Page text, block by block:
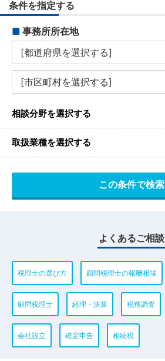
条件を指定する
■ 事務所所在地
相談分野を選択する
取扱業種を選択する
よくあるご相談
税理士の選び方 顧問税理士の報酬相場
顧問税理士 経理・決算 税務調査
会社設立 確定申告 相続税